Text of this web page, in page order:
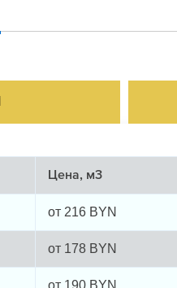
Цена, м3
от 216 BYN
от 178 BYN